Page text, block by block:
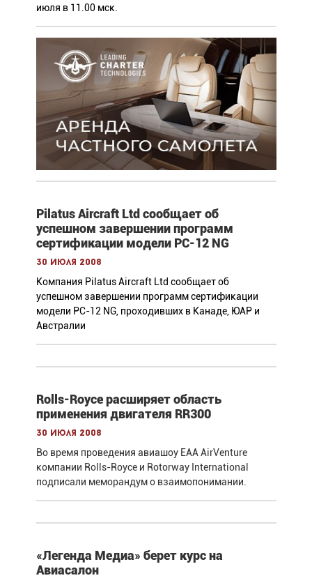
июля в 11.00 мск.
Pilatus Aircraft Ltd сообщает об
успешном завершении программ
сертификации модели PC-12 NG
30 июля 2008
Компания Pilatus Aircraft Ltd сообщает об
успешном завершении программ сертификации
модели PC-12 NG, проходивших в Канаде, ЮАР и
Австралии
Rolls-Royce расширяет область
применения двигателя RR300
30 июля 2008
Во время проведения авиашоу EAA AirVenture
компании Rolls-Royce и Rotorway International
подписали меморандум о взаимопонимании.
«Легенда Медиа» берет курс на
Авиасалон